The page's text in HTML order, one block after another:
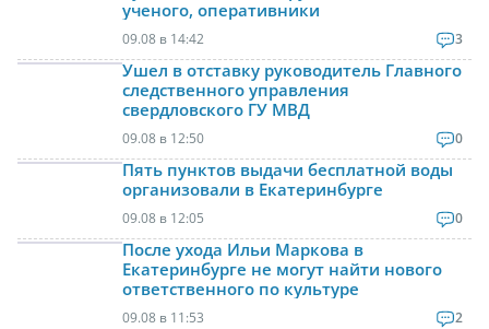
ученого, оперативники
09.08 в 14:42 3
Ушел в отставку руководитель Главного
следственного управления
свердловского ГУ МВД
09.08 в 12:50 0
Пять пунктов выдачи бесплатной воды
организовали в Екатеринбурге
09.08 в 12:05 0
После ухода Ильи Маркова в
Екатеринбурге не могут найти нового
ответственного по культуре
09.08 в 11:53 2